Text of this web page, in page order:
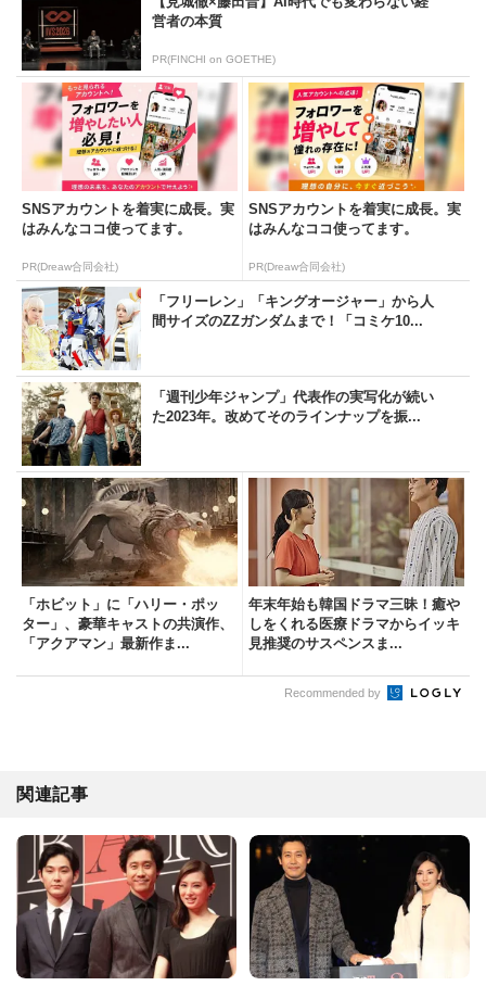
営者の本質
PR(FINCHI on GOETHE)
SNSアカウントを着実に成長。実
はみんなココ使ってます。
PR(Dreaw合同会社)
SNSアカウントを着実に成長。実
はみんなココ使ってます。
PR(Dreaw合同会社)
「フリーレン」「キングオージャー」から人
間サイズのZZガンダムまで！「コミケ10...
「週刊少年ジャンプ」代表作の実写化が続い
た2023年。改めてそのラインナップを振...
「ホビット」に「ハリー・ポッ
ター」、豪華キャストの共演作、
「アクアマン」最新作ま...
年末年始も韓国ドラマ三昧！癒や
しをくれる医療ドラマからイッキ
見推奨のサスペンスま...
Recommended by
関連記事